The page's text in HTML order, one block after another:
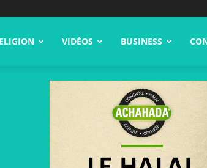
VIDÉOS BUSINESS